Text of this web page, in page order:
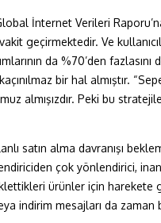
İnternet Verileri
geçirmektedir. Ve
da %70’den
bir hal almıştır.
almışızdır. Peki bu
satın alma davranışı
çok yönlendirici,
ürünler için harekete
indirim mesajları da zaman